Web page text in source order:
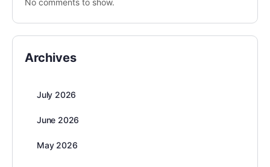
No comments to show.
Archives
July 2026
June 2026
May 2026